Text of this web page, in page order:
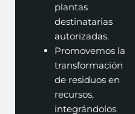
plantas
destinatarias
autorizadas.
Promovemos la
transformación
de residuos en
recursos,
integrándolos